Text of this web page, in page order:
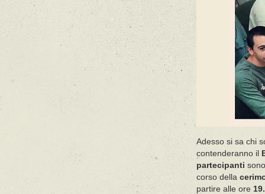
Adesso si sa chi
contenderanno il
partecipanti
corso della
partire alle ore